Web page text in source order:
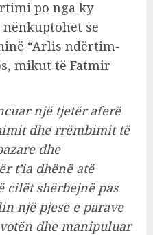
po nga ky
se
“Arlis ndërtim-
mikut të Fatmir
një tjetër aferë
dhe rrëmbimit të
dhe
t’ia dhënë atë
cilët shërbejnë pas
një pjesë e parave
dhe manipuluar